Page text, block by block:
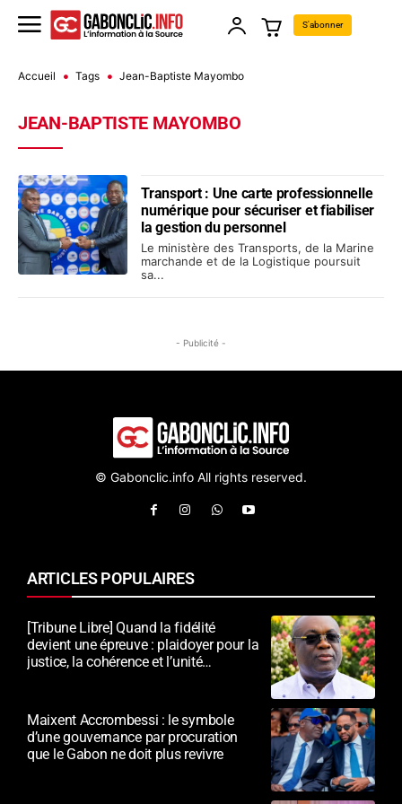
S'abonner
Accueil Tags Jean-Baptiste Mayombo
JEAN-BAPTISTE MAYOMBO
Transport : Une carte professionnelle
numérique pour sécuriser et fiabiliser
la gestion du personnel
Le ministère des Transports, de la Marine
marchande et de la Logistique poursuit
sa...
- Publicité -
© Gabonclic.info All rights reserved.
ARTICLES POPULAIRES
[Tribune Libre] Quand la fidélité
devient une épreuve : plaidoyer pour la
justice, la cohérence et l’unité
Maixent Accrombessi : le symbole
d’une gouvernance par procuration
que le Gabon ne doit plus revivre